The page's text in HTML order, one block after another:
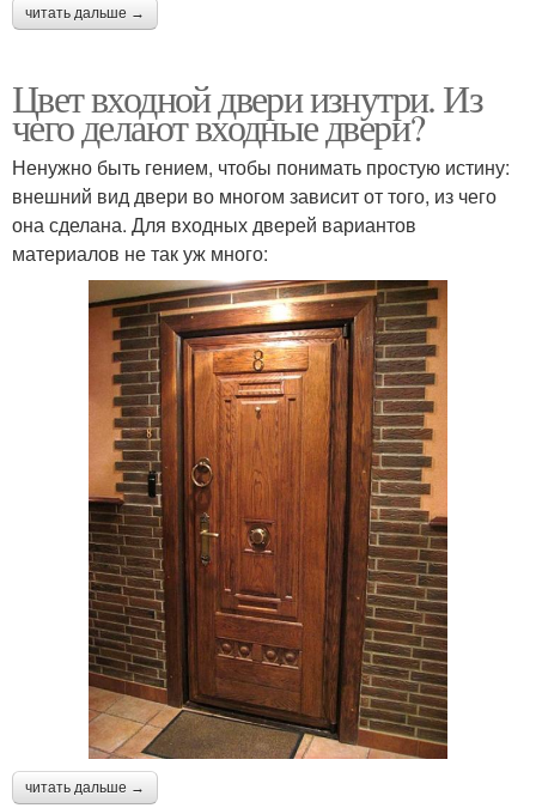
читать дальше →
Цвет входной двери изнутри. Из
чего делают входные двери?
Ненужно быть гением, чтобы понимать простую истину:
внешний вид двери во многом зависит от того, из чего
она сделана. Для входных дверей вариантов
материалов не так уж много:
читать дальше →